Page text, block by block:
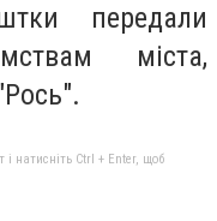
передали
міста,
натисніть Ctrl + Enter, щоб